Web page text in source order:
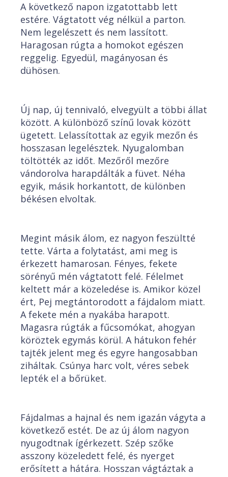
A következő napon izgatottabb lett
estére. Vágtatott vég nélkül a parton.
Nem legelészett és nem lassított.
Haragosan rúgta a homokot egészen
reggelig. Egyedül, magányosan és
dühösen.
Új nap, új tennivaló, elvegyült a többi állat
között. A különböző színű lovak között
ügetett. Lelassítottak az egyik mezőn és
hosszasan legelésztek. Nyugalomban
töltötték az időt. Mezőről mezőre
vándorolva harapdálták a füvet. Néha
egyik, másik horkantott, de különben
békésen elvoltak.
Megint másik álom, ez nagyon feszültté
tette. Várta a folytatást, ami meg is
érkezett hamarosan. Fényes, fekete
sörényű mén vágtatott felé. Félelmet
keltett már a közeledése is. Amikor közel
ért, Pej megtántorodott a fájdalom miatt.
A fekete mén a nyakába harapott.
Magasra rúgták a fűcsomókat, ahogyan
köröztek egymás körül. A hátukon fehér
tajték jelent meg és egyre hangosabban
ziháltak. Csúnya harc volt, véres sebek
lepték el a bőrüket.
Fájdalmas a hajnal és nem igazán vágyta a
következő estét. De az új álom nagyon
nyugodtnak ígérkezett. Szép szőke
asszony közeledett felé, és nyerget
erősített a hátára. Hosszan vágtáztak a